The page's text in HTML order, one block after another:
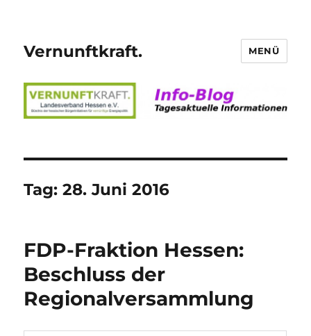
Vernunftkraft. MENÜ
Tag:28. Juni 2016
FDP-Fraktion Hessen:
Beschluss der
Regionalversammlung